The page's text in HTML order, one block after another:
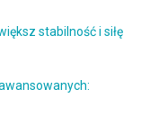
stabilność i siłę